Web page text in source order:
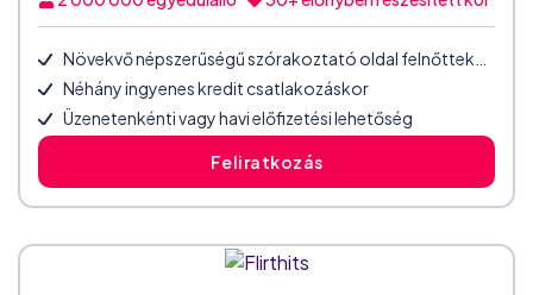
Néhány ingyenes kredit csatlakozáskor
Üzenetenkénti vagy havi előfizetési lehetőség
Feliratkozás